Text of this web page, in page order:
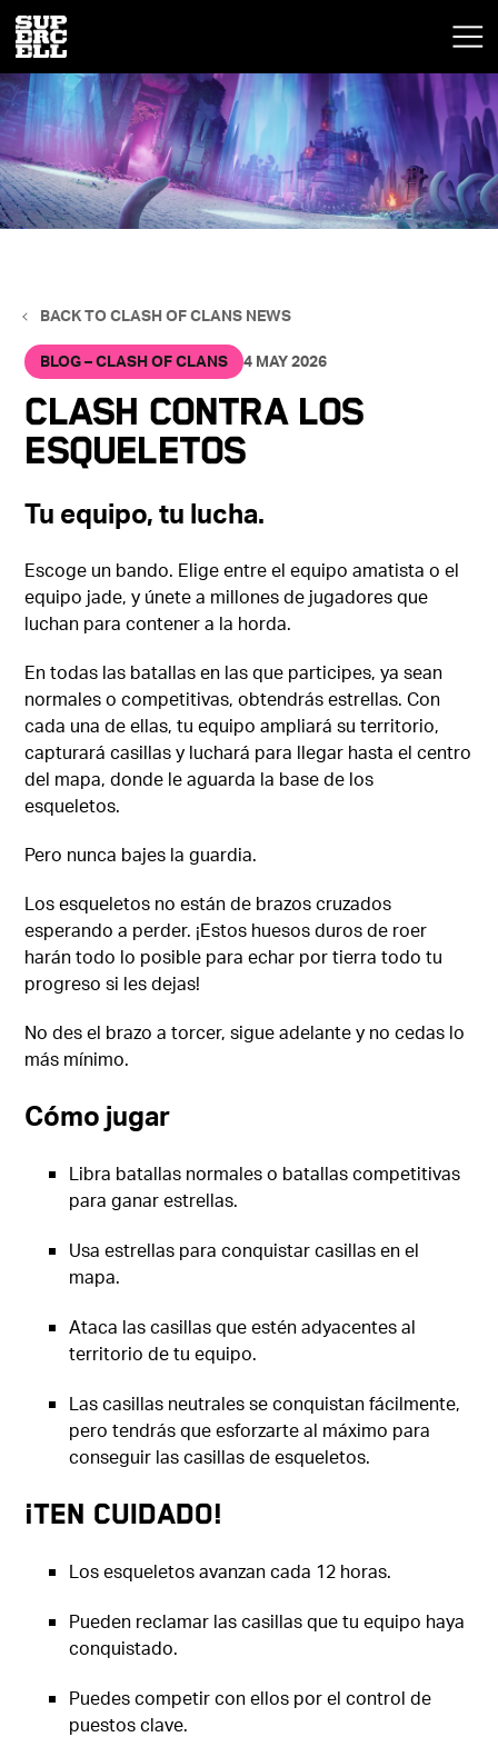
BACK TO CLASH OF CLANS NEWS
BLOG – CLASH OF CLANS 4 MAY 2026
Clash contra los
esqueletos
Tu equipo, tu lucha.
Escoge un bando. Elige entre el equipo amatista o el
equipo jade, y únete a millones de jugadores que
luchan para contener a la horda.
En todas las batallas en las que participes, ya sean
normales o competitivas, obtendrás estrellas. Con
cada una de ellas, tu equipo ampliará su territorio,
capturará casillas y luchará para llegar hasta el centro
del mapa, donde le aguarda la base de los
esqueletos.
Pero nunca bajes la guardia.
Los esqueletos no están de brazos cruzados
esperando a perder. ¡Estos huesos duros de roer
harán todo lo posible para echar por tierra todo tu
progreso si les dejas!
No des el brazo a torcer, sigue adelante y no cedas lo
más mínimo.
Cómo jugar
Libra batallas normales o batallas competitivas
para ganar estrellas.
Usa estrellas para conquistar casillas en el
mapa.
Ataca las casillas que estén adyacentes al
territorio de tu equipo.
Las casillas neutrales se conquistan fácilmente,
pero tendrás que esforzarte al máximo para
conseguir las casillas de esqueletos.
¡Ten cuidado!
Los esqueletos avanzan cada 12 horas.
Pueden reclamar las casillas que tu equipo haya
conquistado.
Puedes competir con ellos por el control de
puestos clave.